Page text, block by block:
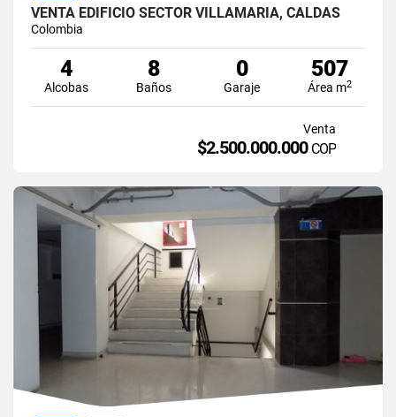
VENTA EDIFICIO SECTOR VILLAMARÍA, CALDAS
Colombia
4
Alcobas
8
Baños
0
Garaje
507
Área m2
Venta
$2.500.000.000 COP